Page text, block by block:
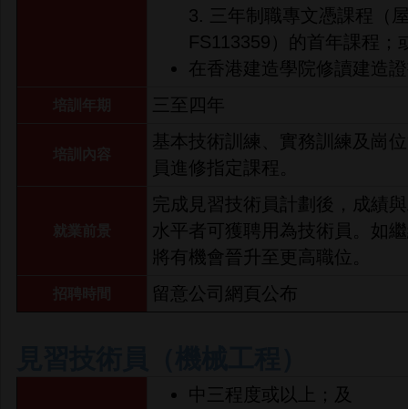
3. 三年制職專文憑課程（
FS113359）的首年課程；
在香港建造學院修讀建造
三至四年
基本技術訓練、實務訓練及崗
員進修指定課程。
完成見習技術員計劃後，成績
水平者可獲聘用為技術員。如
將有機會晉升至更高職位。
留意公司網頁公布
中三程度或以上；及